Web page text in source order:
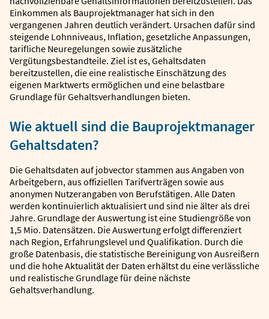
Einkommen als Bauprojektmanager hat sich in den
vergangenen Jahren deutlich verändert. Ursachen dafür sind
steigende Lohnniveaus, Inflation, gesetzliche Anpassungen,
tarifliche Neuregelungen sowie zusätzliche
Vergütungsbestandteile. Ziel ist es, Gehaltsdaten
bereitzustellen, die eine realistische Einschätzung des
eigenen Marktwerts ermöglichen und eine belastbare
Grundlage für Gehaltsverhandlungen bieten.
Wie aktuell sind die Bauprojektmanager
Gehaltsdaten?
Die Gehaltsdaten auf jobvector stammen aus Angaben von
Arbeitgebern, aus offiziellen Tarifverträgen sowie aus
anonymen Nutzerangaben von Berufstätigen. Alle Daten
werden kontinuierlich aktualisiert und sind nie älter als drei
Jahre. Grundlage der Auswertung ist eine Studiengröße von
1,5 Mio. Datensätzen. Die Auswertung erfolgt differenziert
nach Region, Erfahrungslevel und Qualifikation. Durch die
große Datenbasis, die statistische Bereinigung von Ausreißern
und die hohe Aktualität der Daten erhältst du eine verlässliche
und realistische Grundlage für deine nächste
Gehaltsverhandlung.